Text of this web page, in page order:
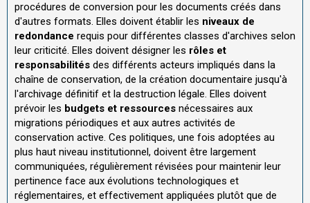
procédures de conversion pour les documents créés dans
d'autres formats. Elles doivent établir les niveaux de
redondance requis pour différentes classes d'archives selon
leur criticité. Elles doivent désigner les rôles et
responsabilités des différents acteurs impliqués dans la
chaîne de conservation, de la création documentaire jusqu'à
l'archivage définitif et la destruction légale. Elles doivent
prévoir les budgets et ressources nécessaires aux
migrations périodiques et aux autres activités de
conservation active. Ces politiques, une fois adoptées au
plus haut niveau institutionnel, doivent être largement
communiquées, régulièrement révisées pour maintenir leur
pertinence face aux évolutions technologiques et
réglementaires, et effectivement appliquées plutôt que de